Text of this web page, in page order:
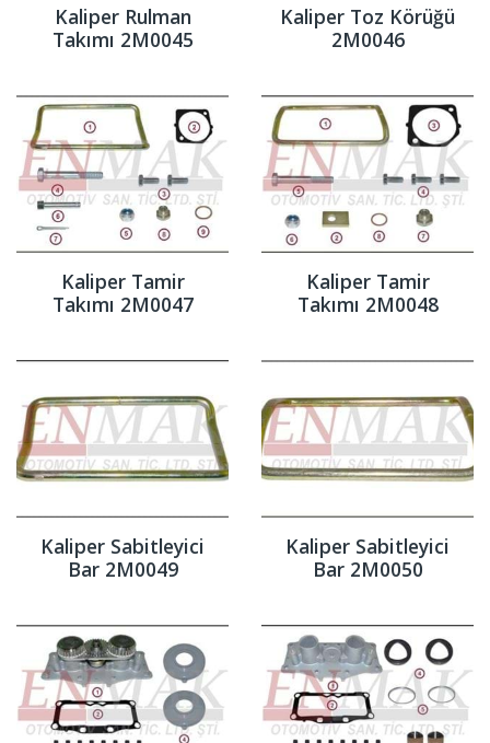
Kaliper Rulman
Takımı 2M0045
Kaliper Toz Körüğü
2M0046
Kaliper Tamir
Takımı 2M0047
Kaliper Tamir
Takımı 2M0048
Kaliper Sabitleyici
Bar 2M0049
Kaliper Sabitleyici
Bar 2M0050